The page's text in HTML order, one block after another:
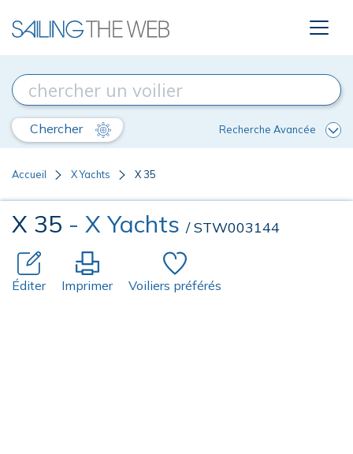
Chercher Recherche Avancée
Accueil X Yachts X 35
X 35 - X Yachts / STW003144
Éditer Imprimer Voiliers préférés